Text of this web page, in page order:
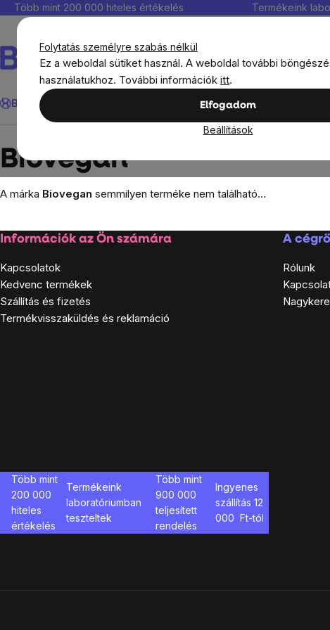
Folytatás személyre szabás nélkül
Ez a weboldal sütiket használ. A weboldal további
használatukhoz. További információk itt.
Elfogadom
Beállítások
Ugrás
tartalomhoz
Több mint 200 000 hiteles értékelés Termékeink
Keresés
BrainMax® KedvezményekÉtrendkiegészítők
Biovegan
A márka Biovegan semmilyen terméke nem található...
Lábléc
Információk az Ön számára
Kapcsolatok
Kedvenc termékek
Szállítás és fizetés
Termékvisszaküldés és reklamáció
A
Rólunk
Több mint
200 000
hiteles
értékelés
Termékeink
laboratóriumban
teszteltek
Több mint
900 000
teljesített
rendelés
Ingyenes
szállítás 12
000 Ft-tól